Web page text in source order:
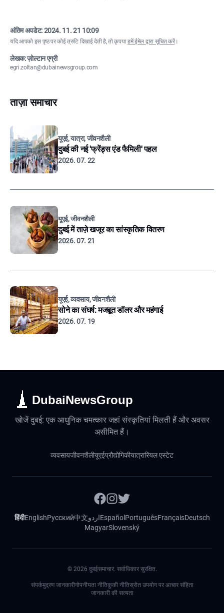
अंतिम अपडेट:2024. 11. 21 10:09
यदि आपको इस पृष्ठ पर कोई त्रुटि दिखाई देती है, तो कृपयाहमें ईमेल द्वारा सूचित करें।
लेखक: ज़ोल्टान एग्री
egri.zoltan@dubainewsgroup.com
ताज़ा समाचार
यूएई, यात्रा, जीवनशैली
दुबई की नई 'फ्रेंड्स एंड फैमिली' पहल
2026. 07. 22
यूएई, जीवनशैली
दुबई में ताज़े खजूर का सांस्कृतिक वितरण
2026. 07. 21
यूएई, व्यवसाय, जीवनशैली
सोने का संघर्ष: मजबूत डॉलर और महंगाई
2026. 07. 19
DubaiNewsGroup
खोजें दुबई: एक आधुनिक चमत्कार जहां संस्कृतियां मिलती हैं और अवसर
असीमित हैं।
व्यवसायजीवनशैलीयूएईप्रौद्योगिकीयात्रारियल एस्टेट
हिंदीEnglishРусский中文اردوEspañol PortuguêsFrançaisDeutsch
MagyarSlovenský
© 2026 दुबईसमाचार. सर्वाधिकार सुरक्षित.
संपर्कमुद्रण जानकारीगोपनीयता नीतिकुकी नीतिस्रोत उपयोग पर आचार संहिता
जानकारी की सत्यता